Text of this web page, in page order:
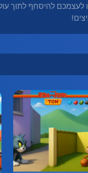
לעצמכם להיסחף לתוך